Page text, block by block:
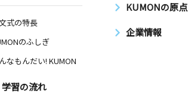
式の特長
のふしぎ
なもんだい! KUMON
学習の流れ
KUMONの原点
企業情報